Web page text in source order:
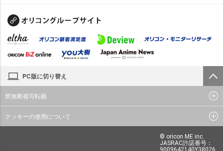
PC版に切り替え
禁無断複写転載
クッキーの使用について
© oricon ME inc.
JASRAC許諾番号：